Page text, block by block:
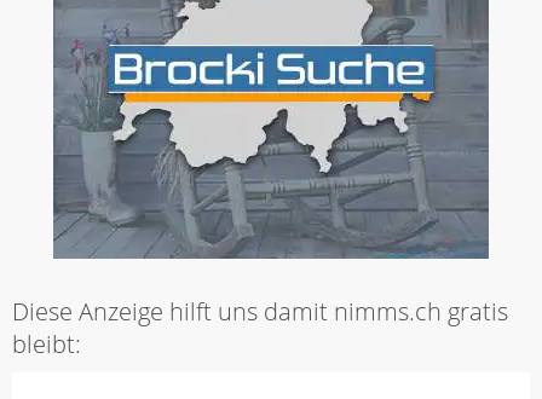
Diese Anzeige hilft uns damit nimms.ch gratis
bleibt: